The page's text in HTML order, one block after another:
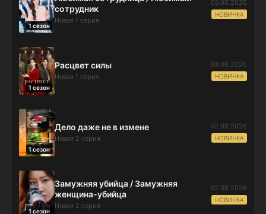
1 сезон
сотрудник
Новая 1 серия
05.08.2026
НОВИНКА
1 сезон
Расцвет силы
Новая 1 серия
03.08.2026
НОВИНКА
1 сезон
Дело даже не в измене
Новая 2 серия
02.08.2026
НОВИНКА
1 сезон
Замужняя убийца / Замужняя
женщина-убийца
Новая 2 серия
02.08.2026
НОВИНКА